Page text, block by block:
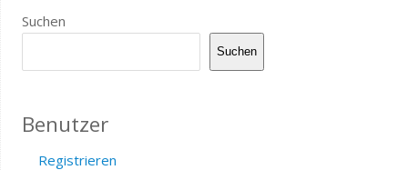
Suchen
Suchen
Benutzer
Registrieren